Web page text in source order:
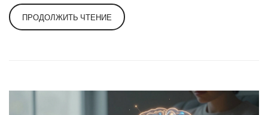
ПРОДОЛЖИТЬ ЧТЕНИЕ